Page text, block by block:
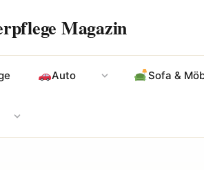
Magazin
Auto Sofa &